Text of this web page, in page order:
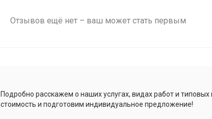
Отзывов ещё нет – ваш может стать первым
Подробно расскажем о наших услугах, видах работ и типовых
стоимость и подготовим индивидуальное предложение!